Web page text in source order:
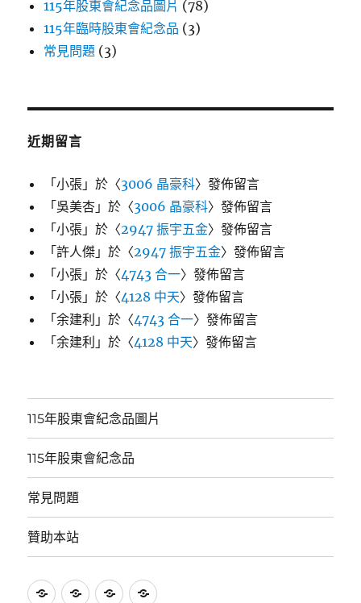
115年股東會紀念品圖片 (78)
115年臨時股東會紀念品 (3)
常見問題 (3)
近期留言
「小張 」於〈3006 晶豪科〉發佈留言
「吳美杏 」於〈3006 晶豪科〉發佈留言
「小張 」於〈2947 振宇五金〉發佈留言
「許人傑 」於〈2947 振宇五金〉發佈留言
「小張 」於〈4743 合一〉發佈留言
「小張 」於〈4128 中天〉發佈留言
「余建利 」於〈4743 合一〉發佈留言
「余建利 」於〈4128 中天〉發佈留言
115年股東會紀念品圖片
115年股東會紀念品
常見問題
贊助本站
115 115 常 贊